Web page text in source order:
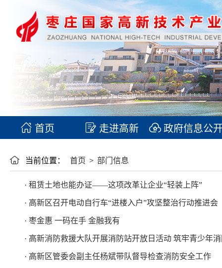
首页 走进高新 政府信息公
当前位置： 首页 > 部门信息
· 租赁土地也能办证——这项改革让企业“轻装上阵”
· 高新区召开电动自行车“进楼入户”攻坚整治行动推进会
· 枣金惠 一码在手 金融我有
· 高新消防救援大队开展消防站开放日活动 筑牢青少年
· 高新区管委会副主任杨斌带队督导检查消防安全工作